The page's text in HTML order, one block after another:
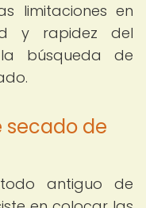
limitaciones en
y rapidez del
búsqueda de
secado de
antiguo de